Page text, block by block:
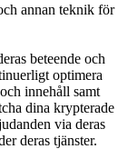
annan teknik för
beteende och
optimera
innehåll samt
dina krypterade
via deras
deras tjänster.